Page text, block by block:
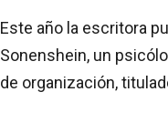
Este año la escritora
Sonenshein, un
de organización,